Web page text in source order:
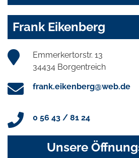
Frank Eikenberg
Emmerkertorstr. 13
34434 Borgentreich
frank.eikenberg@web.de
0 56 43 / 81 24
Unsere